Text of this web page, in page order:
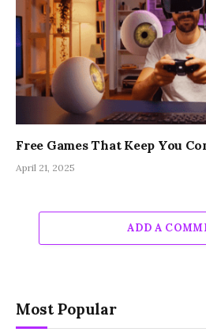
Free Games That Keep You
April 21, 2025
ADD A
Most Popular